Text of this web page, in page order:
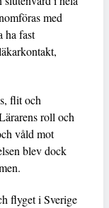
med
ha fast
flit och
roll och
våld mot
blev dock
flyget i Sverige